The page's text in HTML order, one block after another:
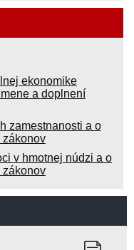
ekonomike
a doplnení
zamestnanosti a o
zákonov
v hmotnej núdzi a o
zákonov